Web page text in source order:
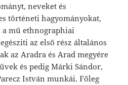
neveket és
történeti hagyományokat,
a mű ethnographiai
az első rész általános
az Aradra és Arad megyére
és pedig Márki Sándor,
István munkái. Főleg